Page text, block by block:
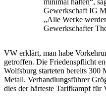
Gewerkschaft IG
„Alle Werke
Gewerkschafter
VW erklärt, man habe
getroffen. Die Friedenspflicht
Wolfsburg starteten bereits 300
Metall. Verhandlungsführer
dies der härteste Tarifkampf für